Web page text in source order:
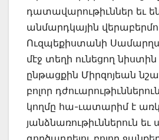
դատավարութիւններ եւ
անմարդկային
Ուզպեքիստանի
մէջ տեղի ունեցող նիստին
ընթացքին Միրզոյեան
բոլոր
կողմը հա-ւատարիմ է
յանձնառութիւններուն